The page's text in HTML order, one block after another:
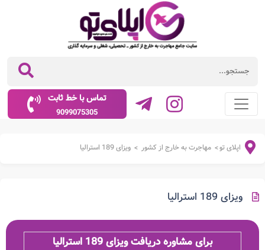
تماس با خط ثابت
9099075305
اپلای تو> مهاجرت به خارج از کشور ویزای 189 استرالیا
ویزای 189 استرالیا
برای مشاوره دریافت ویزای 189 استرالیا